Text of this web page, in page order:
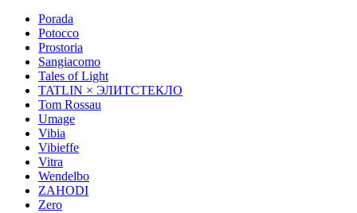
Porada
Potocco
Prostoria
Sangiacomo
Tales of Light
TATLIN × ЭЛИТСТЕКЛО
Tom Rossau
Umage
Vibia
Vibieffe
Vitra
Wendelbo
ZAHODI
Zero